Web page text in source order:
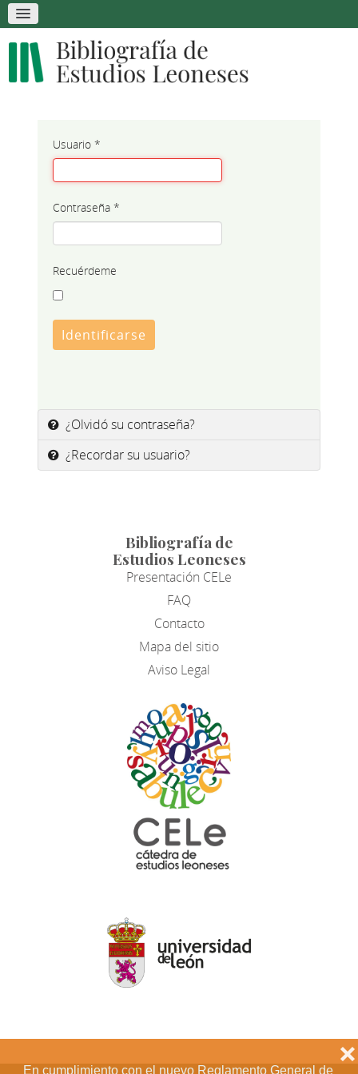
En cumplimiento con el nuevo Reglamento General de
❌
Usuario*
Contraseña*
Recuérdeme
Identificarse
¿Olvidó su contraseña?
¿Recordar su usuario?
Bibliografía de
Estudios Leoneses
Presentación CELe
FAQ
Contacto
Mapa del sitio
Aviso Legal